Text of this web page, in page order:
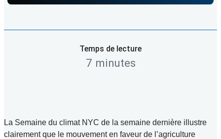
Temps de lecture
7 minutes
La Semaine du climat NYC de la semaine dernière illustre
clairement que le mouvement en faveur de l’agriculture